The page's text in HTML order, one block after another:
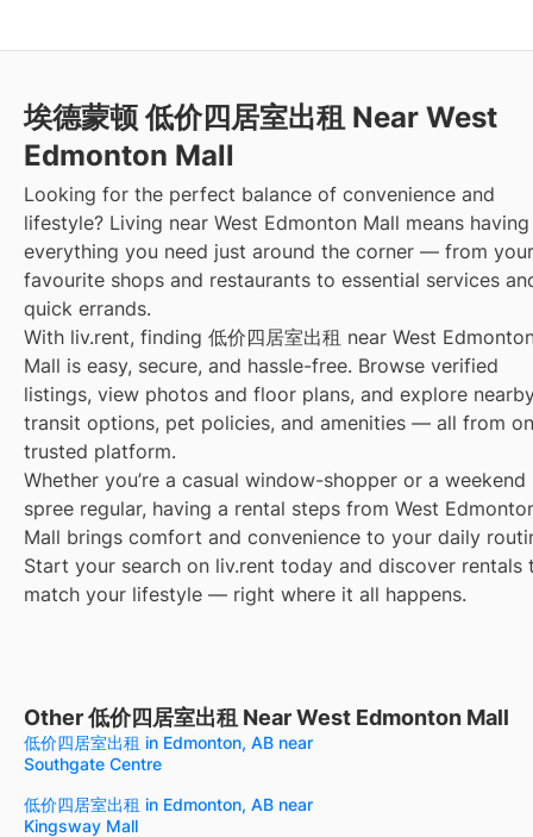
埃德蒙顿 低价四居室出租 Near West
Edmonton Mall
Looking for the perfect balance of convenience and
lifestyle? Living near West Edmonton Mall means having
everything you need just around the corner — from your
favourite shops and restaurants to essential services
quick errands.
With liv.rent, finding 低价四居室出租 near West
Mall is easy, secure, and hassle-free. Browse verified
listings, view photos and floor plans, and explore
transit options, pet policies, and amenities — all from
trusted platform.
Whether you’re a casual window-shopper or a weekend
spree regular, having a rental steps from West
Mall brings comfort and convenience to your daily
Start your search on liv.rent today and discover rentals
match your lifestyle — right where it all happens.
Other 低价四居室出租 Near West Edmonton Mall
低价四居室出租 in Edmonton, AB near
Southgate Centre
低价四居室出租 in Edmonton, AB near
Kingsway Mall